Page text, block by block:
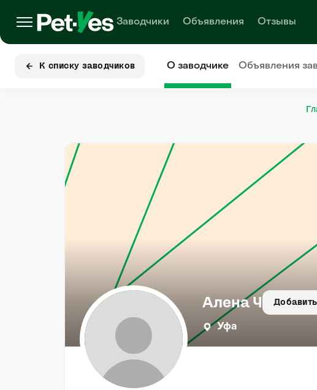
Заводчики Объявления Отзывы
К списку заводчиков О заводчике Объявления
Алена Ч
Уфа